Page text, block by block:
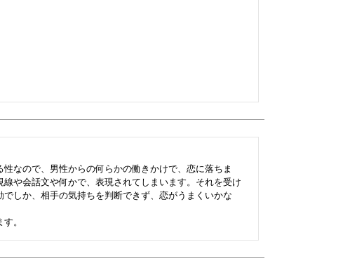
なので、男性からの何らかの働きかけで、恋に落ちま
や会話文や何かで、表現されてしまいます。それを受け
しか、相手の気持ちを判断できず、恋がうまくいかな